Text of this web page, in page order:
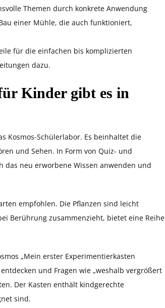
Themen durch konkrete Anwendung
einer Mühle, die auch funktioniert,
für die einfachen bis komplizierten
dazu.
Kinder gibt es in
Kosmos-Schülerlabor. Es beinhaltet die
und Sehen. In Form von Quiz- und
neu erworbene Wissen anwenden und
empfohlen. Die Pflanzen sind leicht
Berührung zusammenzieht, bietet eine Reihe
„Mein erster Experimentierkasten
und Fragen wie „weshalb vergrößert
Der Kasten enthält kindgerechte
sind.